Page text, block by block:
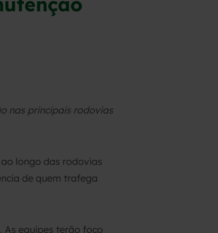
nas principais rodovias
longo das rodovias
de quem trafega
As equipes terão foco